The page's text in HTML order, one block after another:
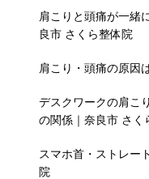
肩こりと頭痛が一緒
良市 さくら整体院
肩こり・頭痛の原因
デスクワークの肩こ
の関係｜奈良市 さく
スマホ首・ストレー
院